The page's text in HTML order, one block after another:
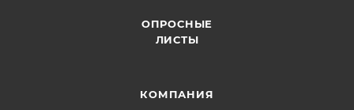
ОПРОСНЫЕ
ЛИСТЫ
КОМПАНИЯ